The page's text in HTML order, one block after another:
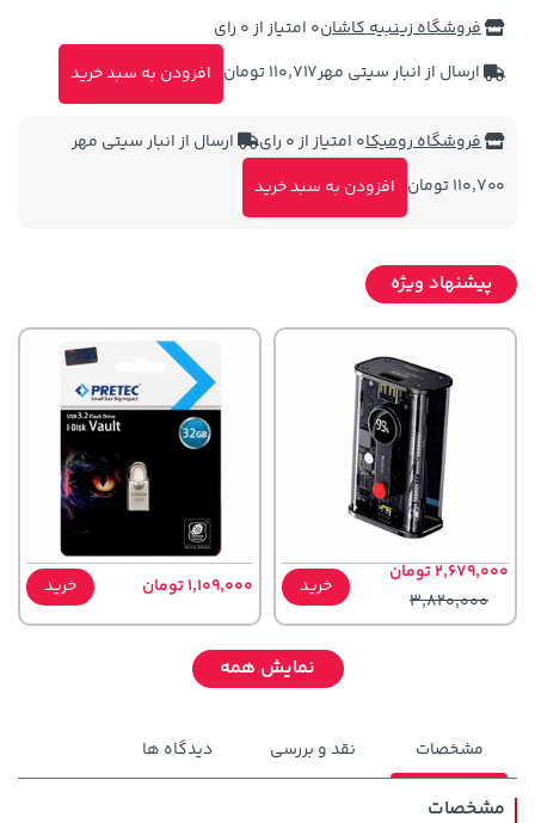
فروشگاه زینبیه کاشان0 امتیاز از 0 رای
ارسال از انبار سیتی مهر110,717 تومان افزودن به سبد خرید
فروشگاه رومیکا0 امتیاز از 0 رای
ارسال از انبار سیتی مهر
110,700 تومان
افزودن به سبد خرید
پیشنهاد ویژه
2,679,000 تومان
3,820,000
خرید 1,109,000 تومان خرید
نمایش همه
مشخصات نقد و بررسی دیدگاه ها
مشخصات